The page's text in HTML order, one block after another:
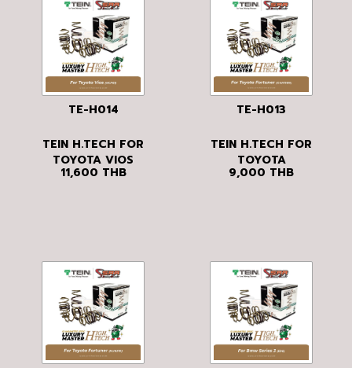
TE-H014
TEIN H.TECH FOR
TOYOTA VIOS
(NCP61)
11,600 THB
TE-H013
TEIN H.TECH FOR
TOYOTA
FORTUNER
9,000 THB